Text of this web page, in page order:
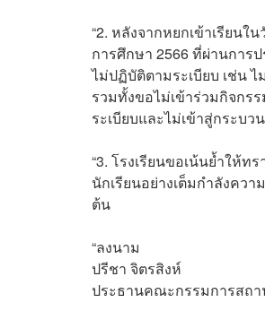
“2. หลังจากหยกเข้าเรียน
การศึกษา 2566 ที่ผ่านการ
ไม่ปฏิบัติตามระเบียบ เช่น
รวมทั้งขอไม่เข้าร่วมกิจกร
ระเบียบและไม่เข้าสู่กระบว
“3. โรงเรียนขอเน้นย้ำให้ท
นักเรียนอย่างเต็มกำลังคว
ต้น⁣
“ลงนาม⁣
ปรีชา จิตรสิงห์⁣
ประธานคณะกรรมการสถ